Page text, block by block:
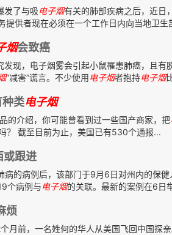
发了与吸电子烟有关的肺部疾病之后，近日
提供者现在必须在一个工作日内向当地卫生
烟会致癌
发现，电子烟雾会引起小鼠罹患肺癌，且
“减害”谎言。不少使用电子烟者抱持电子烟
类电子烟
的介绍，你可能曾看到过一些国产商家，把
？ 截至目前为止，美国已有530个通报...
或跟进
病的病例后，该部门于9月6日对州内的保
个病例与电子烟的关联。最新的案例在6日
烦
月前，一名姓何的华人从美国飞回中国探